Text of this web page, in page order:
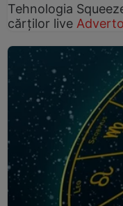
Tehnologia
cărților live